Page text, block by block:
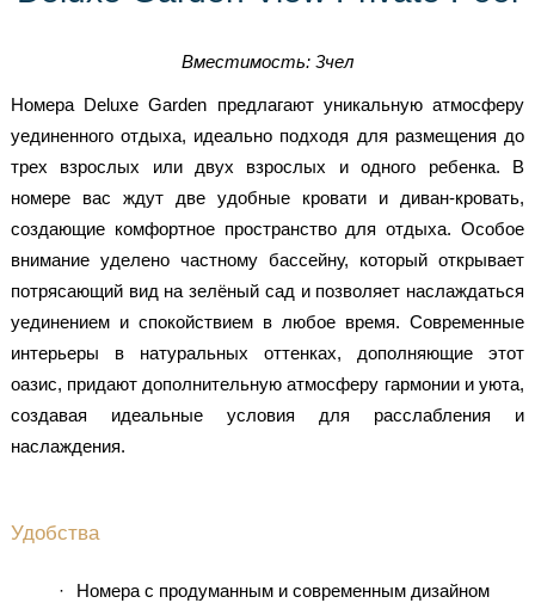
Вместимость: 3чел
Номера Deluxe Garden предлагают уникальную атмосферу
уединенного отдыха, идеально подходя для размещения до
трех взрослых или двух взрослых и одного ребенка. В
номере вас ждут две удобные кровати и диван-кровать,
создающие комфортное пространство для отдыха. Особое
внимание уделено частному бассейну, который открывает
потрясающий вид на зелёный сад и позволяет наслаждаться
уединением и спокойствием в любое время. Современные
интерьеры в натуральных оттенках, дополняющие этот
оазис, придают дополнительную атмосферу гармонии и уюта,
создавая идеальные условия для расслабления и
наслаждения.
Удобства
Номера с продуманным и современным дизайном